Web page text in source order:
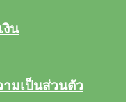
งิน
ามเป็นส่วนตัว